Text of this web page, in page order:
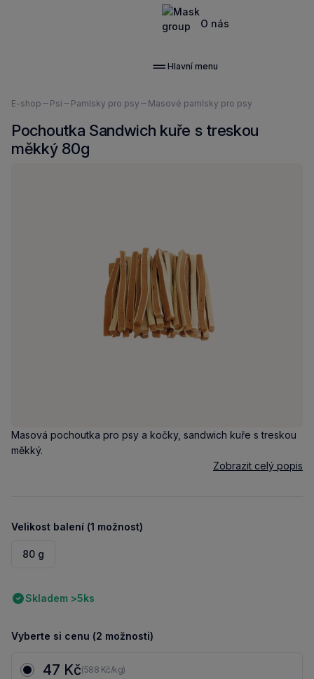
O nás
Hlavní menu
Nacházíte
zde:
E-shop Psi Pamlsky pro psy Masové pamlsky pro psy
Pochoutka Sandwich kuře s treskou
měkký 80g
Masová pochoutka pro psy a kočky, sandwich kuře s treskou
měkký.
Zobrazit celý popis
Velikost balení (1 možnost)
80 g
Skladem >5ks
Vyberte si cenu (2 možnosti)
47 Kč(588 Kč/kg)